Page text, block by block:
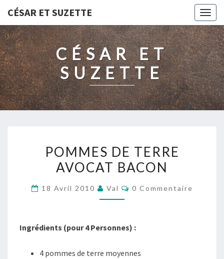
CÉSAR ET SUZETTE
CÉSAR ET
SUZETTE
DE
TERRE
BACON
POMMES DE TERRE
AVOCAT BACON
18 Avril 2010 Val Commentaires
0 Commentaire
Ingrédients (pour 4 Personnes) :
4 pommes de terre moyennes